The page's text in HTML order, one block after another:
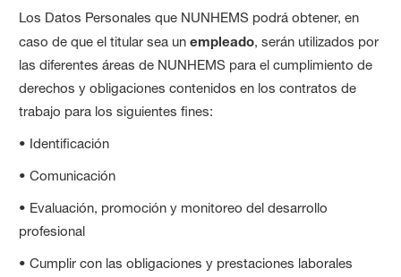
Los Datos Personales que NUNHEMS podrá obtener, en
caso de que el titular sea unempleado, serán utilizados por
las diferentes áreas de NUNHEMS para el cumplimiento de
derechos y obligaciones contenidos en los contratos de
trabajo para los siguientes fines:
• Identificación
• Comunicación
• Evaluación, promoción y monitoreo del desarrollo
profesional
• Cumplir con las obligaciones y prestaciones laborales